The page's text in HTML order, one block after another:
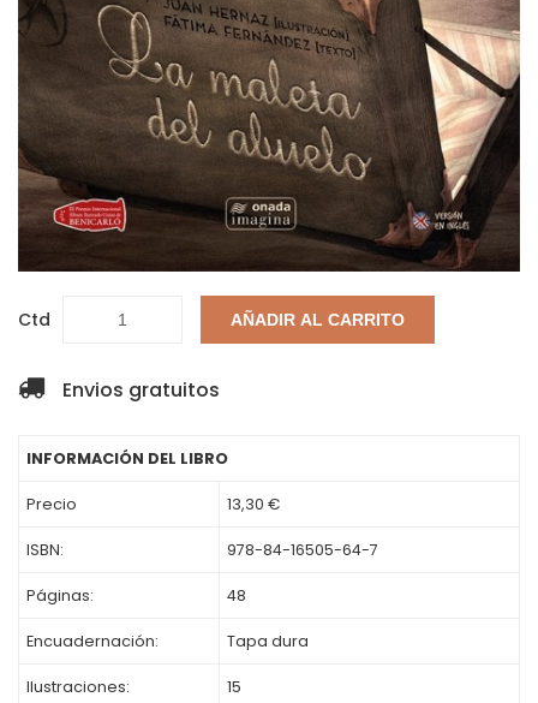
Ctd AÑADIR AL CARRITO
Envios gratuitos
INFORMACIÓN DEL LIBRO
Precio 13,30 €
ISBN: 978-84-16505-64-7
Páginas: 48
Encuadernación: Tapa dura
Ilustraciones: 15